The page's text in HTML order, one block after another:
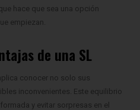
hace que sea una opción
empiezan.
de una SL
conocer no solo sus
inconvenientes. Este equilibrio
y evitar sorpresas en el